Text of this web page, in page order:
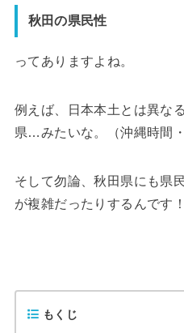
秋田の県民性
ってありますよね。
例えば、日本本土とは異な
県…みたいな。（沖縄時間
そして勿論、秋田県にも県
が複雑だったりするんです！
もくじ